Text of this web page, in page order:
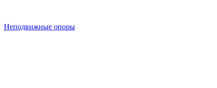
Неподвижные опоры